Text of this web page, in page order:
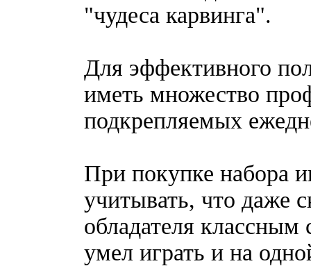
"чудеса карвинга".
Для эффективного
иметь множество
подкрепляемых
При покупке набора
учитывать, что даже
обладателя
умел играть и на